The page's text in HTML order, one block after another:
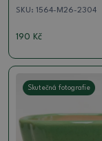
SKU: 1564-M26-2304
190 Kč
Skutečná fotografie